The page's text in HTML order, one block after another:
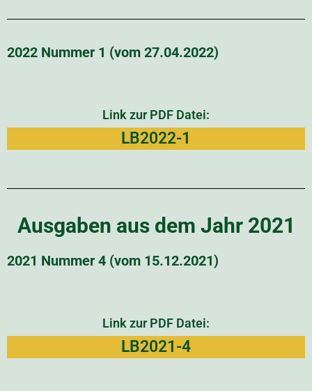
2022 Nummer 1 (vom 27.04.2022)
Link zur PDF Datei:
LB2022-1
Ausgaben aus dem Jahr 2021
2021 Nummer 4 (vom 15.12.2021)
Link zur PDF Datei:
LB2021-4